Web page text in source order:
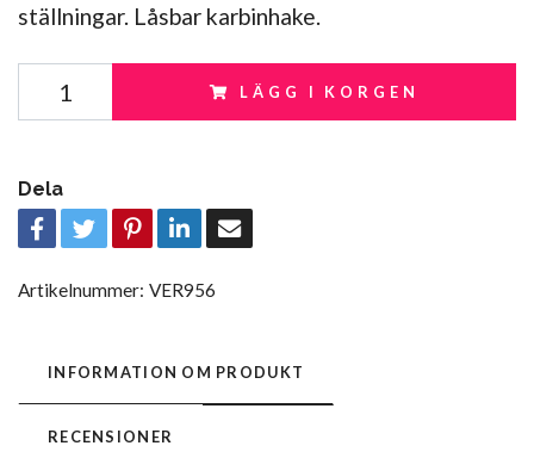
ställningar. Låsbar karbinhake.
LÄGG I KORGEN
Dela
Artikelnummer: VER956
INFORMATION OM PRODUKT
RECENSIONER